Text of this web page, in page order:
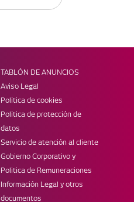
Empresas
Jóvenes
WEBS DE LK
Web corporativa
Prensa
Trabaja en LABORAL Kutxa
TABLÓN DE ANUNCIOS
Aviso Legal
Política de cookies
Política de protección de
datos
Servicio de atención al cliente
Gobierno Corporativo y
Politica de Remuneraciones
Información Legal y otros
documentos